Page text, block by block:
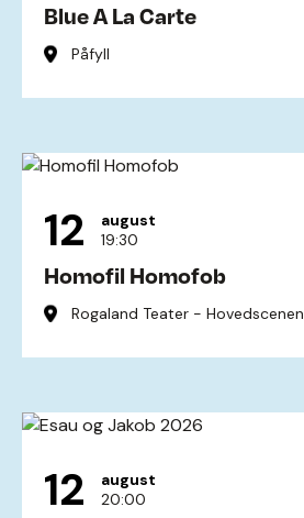
Blue A La Carte
Påfyll
12
august
19:30
Homofil Homofob
Rogaland Teater - Hovedscenen
12
august
20:00